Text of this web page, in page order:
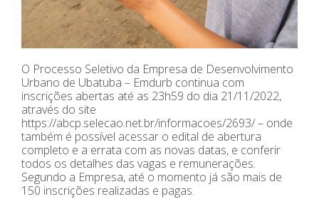
O Processo Seletivo da Empresa de Desenvolvimento
Urbano de Ubatuba – Emdurb continua com
inscrições abertas até as 23h59 do dia 21/11/2022,
através do site
https://abcp.selecao.net.br/informacoes/2693/ – onde
também é possível acessar o edital de abertura
completo e a errata com as novas datas, e conferir
todos os detalhes das vagas e remunerações.
Segundo a Empresa, até o momento já são mais de
150 inscrições realizadas e pagas.